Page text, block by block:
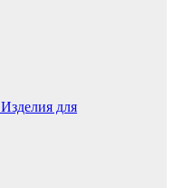
Изделия для